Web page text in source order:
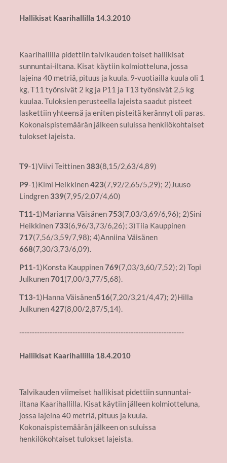
Hallikisat Kaarihallilla 14.3.2010
Kaarihallilla pidettiin talvikauden toiset hallikisat
sunnuntai-iltana. Kisat käytiin kolmiotteluna, jossa
lajeina 40 metriä, pituus ja kuula. 9-vuotiailla kuula oli 1
kg, T11 työnsivät 2 kg ja P11 ja T13 työnsivät 2,5 kg
kuulaa. Tuloksien perusteella lajeista saadut pisteet
laskettiin yhteensä ja eniten pisteitä kerännyt oli paras.
Kokonaispistemäärän jälkeen suluissa henkilökohtaiset
tulokset lajeista.
T9-1)Viivi Teittinen 383(8,15/2,63/4,89)
P9-1)Kimi Heikkinen423(7,92/2,65/5,29); 2)Juuso
Lindgren 339(7,95/2,07/4,60)
T11-1)Marianna Väisänen753(7,03/3,69/6,96); 2)Sini
Heikkinen733(6,96/3,73/6,26); 3)Tiia Kauppinen
717(7,56/3,59/7,98); 4)Anniina Väisänen
668(7,30/3,73/6,09).
P11-1)Konsta Kauppinen769(7,03/3,60/7,52); 2) Topi
Julkunen701(7,00/3,77/5,68).
T13-1)Hanna Väisänen516(7,20/3,21/4,47); 2)Hilla
Julkunen427(8,00/2,87/5,14).
-----------------------------------------------------------------
Hallikisat Kaarihallilla 18.4.2010
Talvikauden viimeiset hallikisat pidettiin sunnuntai-
iltana Kaarihallilla. Kisat käytiin jälleen kolmiotteluna,
jossa lajeina 40 metriä, pituus ja kuula.
Kokonaispistemäärän jälkeen on suluissa
henkilökohtaiset tulokset lajeista.